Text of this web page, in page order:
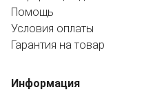
Помощь
Условия оплаты
Гарантия на товар
Информация